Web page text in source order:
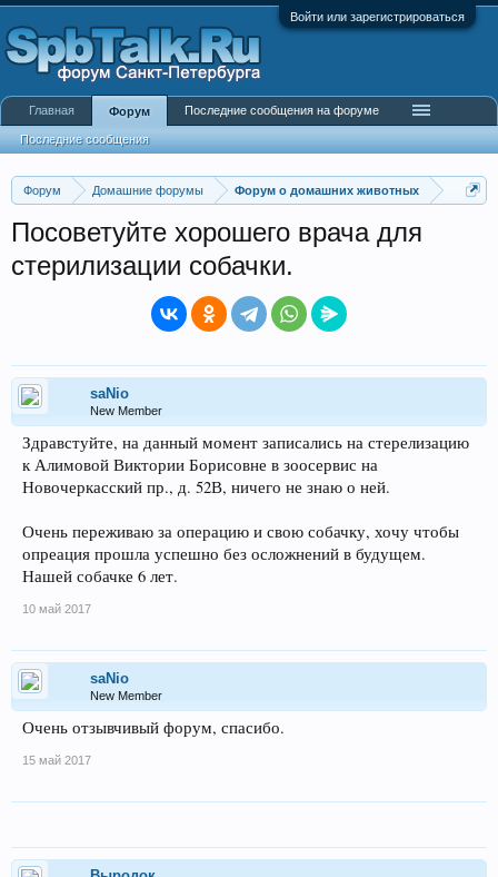
Войти или зарегистрироваться
Форум Домашние форумы Форум о домашних животных
Посоветуйте хорошего врача для
стерилизации собачки.
saNio
New Member
Здравстуйте, на данный момент записались на стерелизацию
к Алимовой Виктории Борисовне в зоосервис на
Новочеркасский пр., д. 52В, ничего не знаю о ней.
Очень переживаю за операцию и свою собачку, хочу чтобы
опреация прошла успешно без осложнений в будущем.
Нашей собачке 6 лет.
10 май 2017
saNio
New Member
Очень отзывчивый форум, спасибо.
15 май 2017
Главная Форум
Последние сообщения
Последние сообщения на форуме